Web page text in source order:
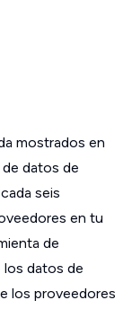
mostrados en
datos de
seis
en tu
de
datos de
los proveedores